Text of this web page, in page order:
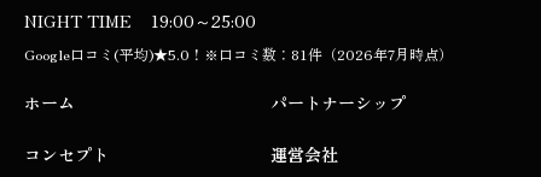
NIGHT TIME
19:00～25:00
Google口コミ(平均)★5.0！※口コミ数：81件（2026年7月時点）
ホーム
コンセプト
パートナーシップ
運営会社